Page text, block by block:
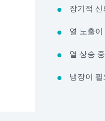
장기적 신
열 노출
열 상승
냉장이